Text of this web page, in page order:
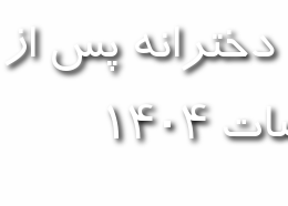
پس از
۱۴۰۴